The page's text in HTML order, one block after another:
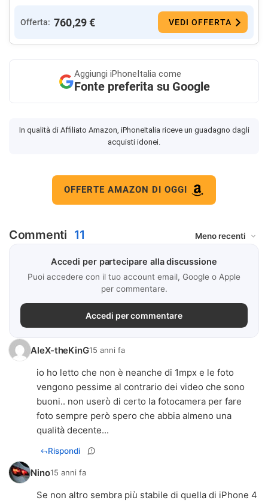
Offerta: 760,29 € VEDI OFFERTA
Aggiungi iPhoneItalia come
Fonte preferita su Google
In qualità di Affiliato Amazon, iPhoneItalia riceve un guadagno dagli
acquisti idonei.
OFFERTE AMAZON DI OGGI
Commenti 11
Accedi per partecipare alla discussione
Puoi accedere con il tuo account email, Google o Apple
per commentare.
Accedi per commentare
AleX-theKinG15 anni fa
io ho letto che non è neanche di 1mpx e le foto
vengono pessime al contrario dei video che sono
buoni.. non userò di certo la fotocamera per fare
foto sempre però spero che abbia almeno una
qualità decente...
Rispondi
Nino15 anni fa
Se non altro sembra più stabile di quella di iPhone 4